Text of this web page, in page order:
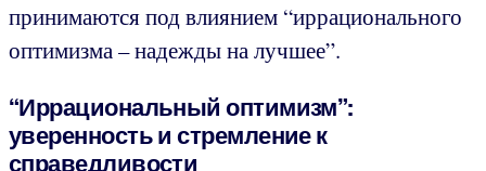
принимаются под влиянием “иррационального
оптимизма – надежды на лучшее”.
“Иррациональный оптимизм”:
уверенность и стремление к
справедливости